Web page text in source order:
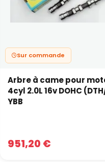
Sur commande
Arbre à came pour
4cyl 2.0L 16v DOHC
YBB
951,20 €